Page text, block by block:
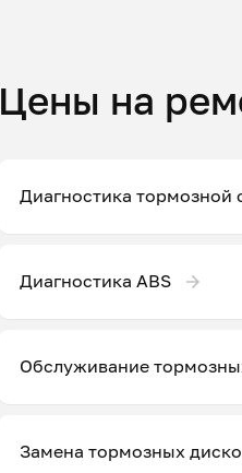
Цены на
Диагностика тормозной
Диагностика ABS
Обслуживание
Замена тормозных